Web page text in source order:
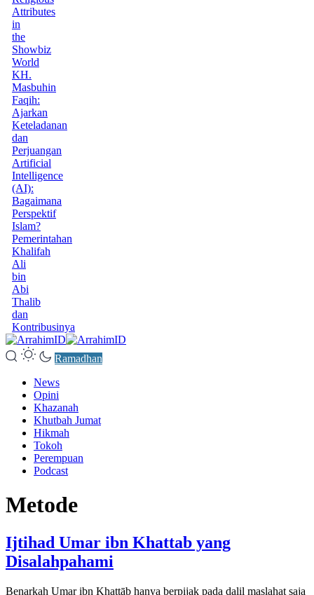
Attributes
in
the
Showbiz
World
KH.
Masbuhin
Faqih:
Ajarkan
Keteladanan
dan
Perjuangan
Artificial
Intelligence
(AI):
Bagaimana
Perspektif
Islam?
Pemerintahan
Khalifah
Ali
bin
Abi
Thalib
dan
Kontribusinya
Ramadhan
News
Opini
Khazanah
Khutbah Jumat
Hikmah
Tokoh
Perempuan
Podcast
Metode
Ijtihad Umar ibn Khattab yang
Disalahpahami
Benarkah Umar ibn Khattāb hanya berpijak pada dalil maslahat saja